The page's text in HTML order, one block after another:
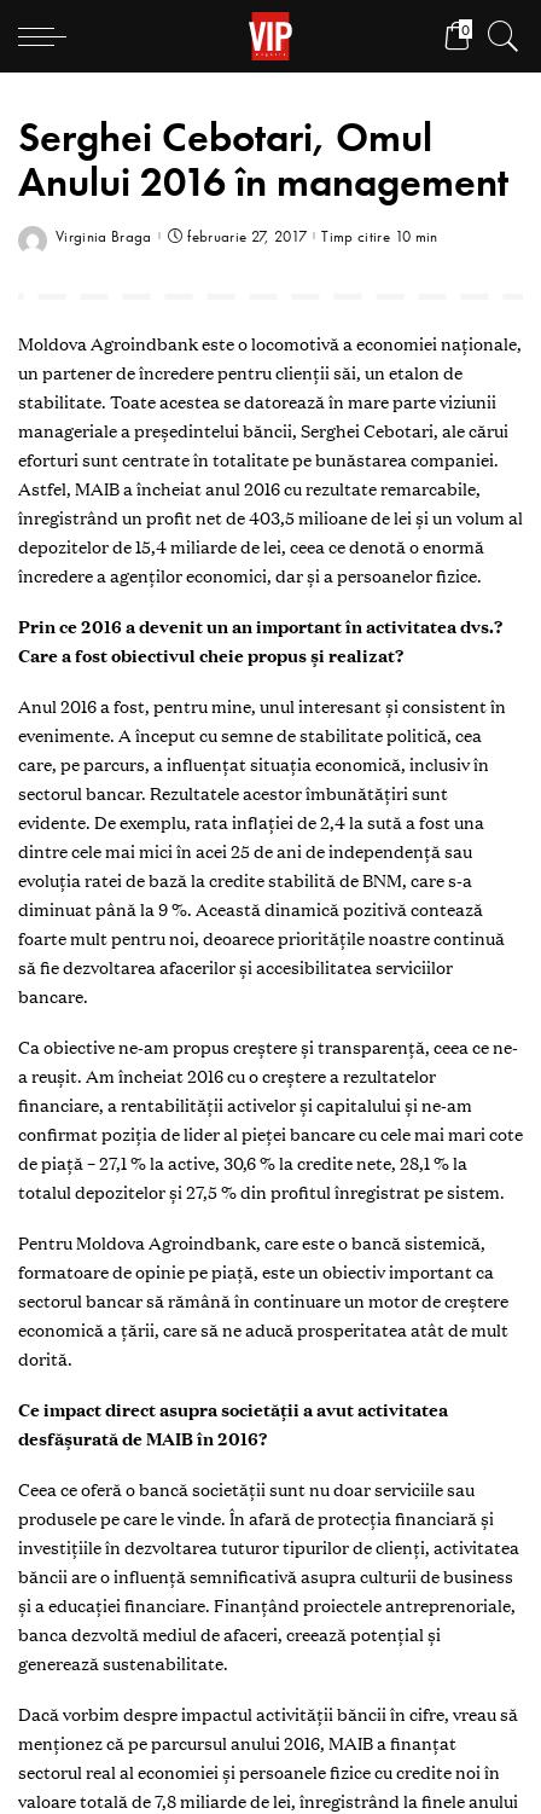
0
Serghei Cebotari, Omul
Anului 2016 în management
Virginia Braga februarie 27, 2017 Timp citire 10 min
Moldova Agroindbank este o locomotivă a economiei naționale,
un partener de încredere pentru clienţii săi, un etalon de
stabilitate. Toate acestea se datorează în mare parte viziunii
manageriale a președintelui băncii, Serghei Cebotari, ale cărui
eforturi sunt centrate în totalitate pe bunăstarea companiei.
Astfel, MAIB a încheiat anul 2016 cu rezultate remarcabile,
înregistrând un profit net de 403,5 milioane de lei şi un volum al
depozitelor de 15,4 miliarde de lei, ceea ce denotă o enormă
încredere a agenţilor economici, dar şi a persoanelor fizice.
Prin ce 2016 a devenit un an important în activitatea dvs.?
Care a fost obiectivul cheie propus și realizat?
Anul 2016 a fost, pentru mine, unul interesant și consistent în
evenimente. A început cu semne de stabilitate politică, cea
care, pe parcurs, a influenţat situaţia economică, inclusiv în
sectorul bancar. Rezultatele acestor îmbunătăţiri sunt
evidente. De exemplu, rata inflației de 2,4 la sută a fost una
dintre cele mai mici în acei 25 de ani de independenţă sau
evoluția ratei de bază la credite stabilită de BNM, care s-a
diminuat până la 9 %. Această dinamică pozitivă contează
foarte mult pentru noi, deoarece priorităţile noastre continuă
să fie dezvoltarea afacerilor şi accesibilitatea serviciilor
bancare.
Ca obiective ne-am propus creştere şi transparenţă, ceea ce ne-
a reuşit. Am încheiat 2016 cu o creştere a rezultatelor
financiare, a rentabilităţii activelor şi capitalului şi ne-am
confirmat poziția de lider al pieţei bancare cu cele mai mari cote
de piață – 27,1 % la active, 30,6 % la credite nete, 28,1 % la
totalul depozitelor şi 27,5 % din profitul înregistrat pe sistem.
Pentru Moldova Agroindbank, care este o bancă sistemică,
formatoare de opinie pe piaţă, este un obiectiv important ca
sectorul bancar să rămână în continuare un motor de creştere
economică a ţării, care să ne aducă prosperitatea atât de mult
dorită.
Ce impact direct asupra societăţii a avut activitatea
desfăşurată de MAIB în 2016?
Ceea ce oferă o bancă societăţii sunt nu doar serviciile sau
produsele pe care le vinde. În afară de protecţia financiară şi
investiţiile în dezvoltarea tuturor tipurilor de clienţi, activitatea
băncii are o influenţă semnificativă asupra culturii de business
şi a educaţiei financiare. Finanţând proiectele antreprenoriale,
banca dezvoltă mediul de afaceri, creează potenţial şi
generează sustenabilitate.
Dacă vorbim despre impactul activităţii băncii în cifre, vreau să
menţionez că pe parcursul anului 2016, MAIB a finanţat
sectorul real al economiei şi persoanele fizice cu credite noi în
valoare totală de 7,8 miliarde de lei, înregistrând la finele anului